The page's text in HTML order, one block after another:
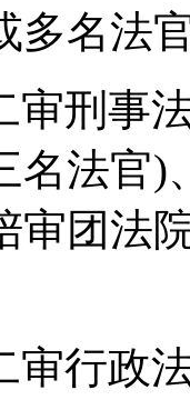
多名法
审刑事
名法官)
审团法
审行政